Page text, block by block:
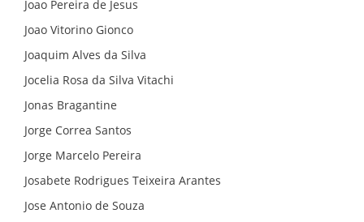
Joao Pereira de Jesus
Joao Vitorino Gionco
Joaquim Alves da Silva
Jocelia Rosa da Silva Vitachi
Jonas Bragantine
Jorge Correa Santos
Jorge Marcelo Pereira
Josabete Rodrigues Teixeira Arantes
Jose Antonio de Souza